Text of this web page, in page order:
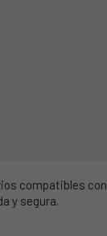
compatibles con
y segura.